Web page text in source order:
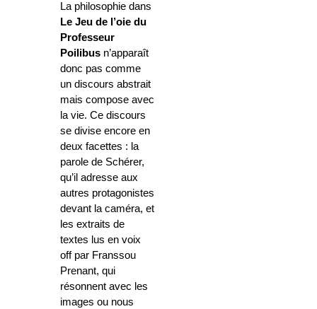
La philosophie dans
Le Jeu de l’oie du
Professeur
Poilibus n’apparaît
donc pas comme
un discours abstrait
mais compose avec
la vie. Ce discours
se divise encore en
deux facettes : la
parole de Schérer,
qu’il adresse aux
autres protagonistes
devant la caméra, et
les extraits de
textes lus en voix
off par Franssou
Prenant, qui
résonnent avec les
images ou nous